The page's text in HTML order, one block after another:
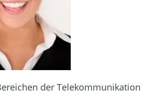
der Telekommunikation